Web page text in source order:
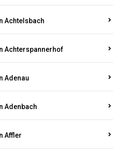
Achtelsbach
Achterspannerhof
Adenau
Adenbach
Affler